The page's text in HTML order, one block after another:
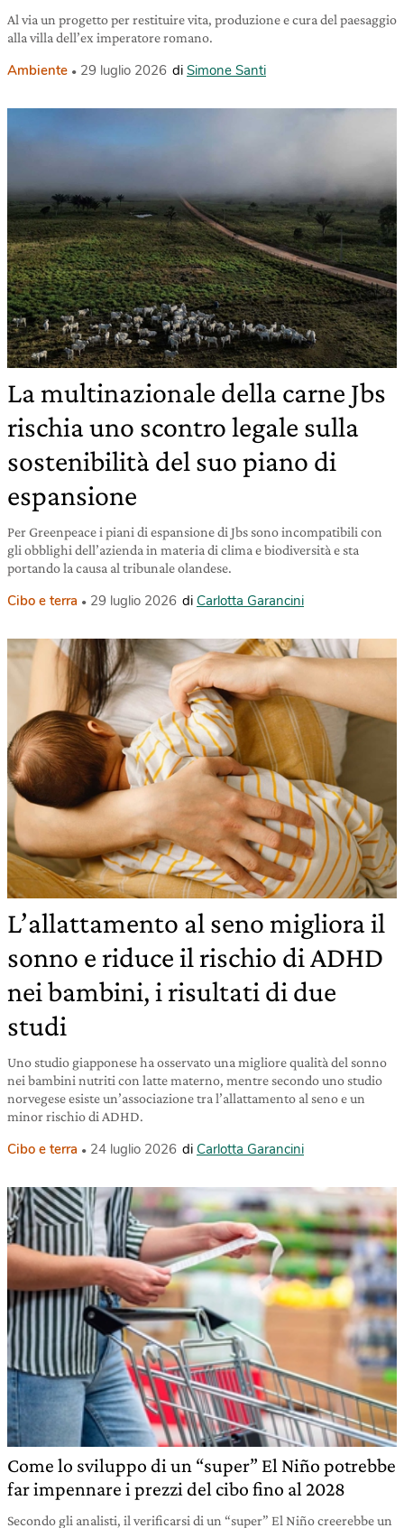
Al via un progetto per restituire vita, produzione e cura del paesaggio
alla villa dell’ex imperatore romano.
Ambiente 29 luglio 2026 di Simone Santi
La multinazionale della carne Jbs
rischia uno scontro legale sulla
sostenibilità del suo piano di
espansione
Per Greenpeace i piani di espansione di Jbs sono incompatibili con
gli obblighi dell’azienda in materia di clima e biodiversità e sta
portando la causa al tribunale olandese.
Cibo e terra 29 luglio 2026 di Carlotta Garancini
L’allattamento al seno migliora il
sonno e riduce il rischio di ADHD
nei bambini, i risultati di due
studi
Uno studio giapponese ha osservato una migliore qualità del sonno
nei bambini nutriti con latte materno, mentre secondo uno studio
norvegese esiste un’associazione tra l’allattamento al seno e un
minor rischio di ADHD.
Cibo e terra 24 luglio 2026 di Carlotta Garancini
Come lo sviluppo di un “super” El Niño potrebbe
far impennare i prezzi del cibo fino al 2028
Secondo gli analisti, il verificarsi di un “super” El Niño creerebbe un